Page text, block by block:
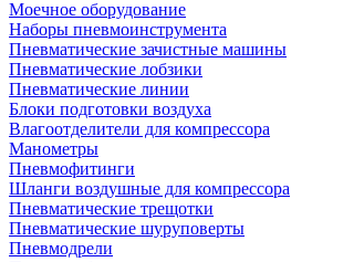
Моечное оборудование
Наборы пневмоинструмента
Пневматические зачистные машины
Пневматические лобзики
Пневматические линии
Блоки подготовки воздуха
Влагоотделители для компрессора
Манометры
Пневмофитинги
Шланги воздушные для компрессора
Пневматические трещотки
Пневматические шуруповерты
Пневмодрели